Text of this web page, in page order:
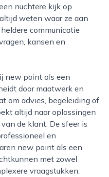
nuchtere kijk op
weten waar ze aan
communicatie
kansen en
door maatwerk en
om advies, begeleiding of
altijd naar oplossingen
de klant. De sfeer is
en
new point als een
met zowel
vraagstukken.